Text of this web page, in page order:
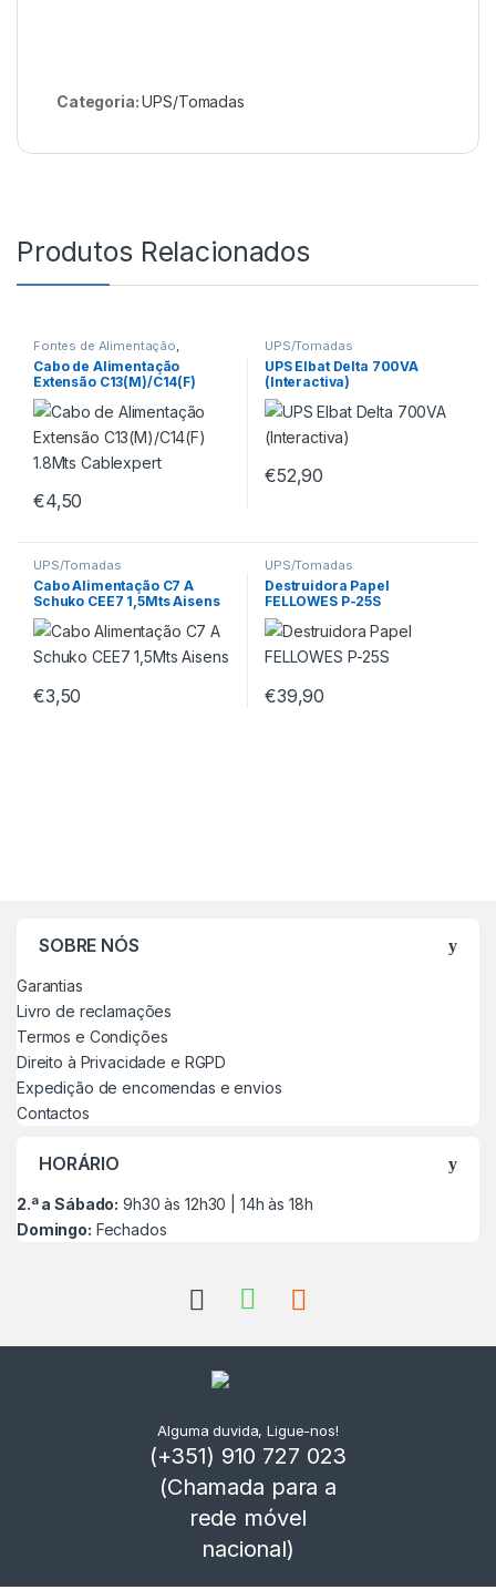
Categoria:UPS/Tomadas
Produtos Relacionados
Fontes de Alimentação
UPS/Tomadas
Cabo de Alimentação
Extensão C13(M)/C14(F)
1.8Mts Cablexpert
€4,50
UPS/Tomadas
UPS Elbat Delta 700VA
(Interactiva)
€52,90
UPS/Tomadas
Cabo Alimentação C7 A
Schuko CEE7 1,5Mts Aisens
€3,50
UPS/Tomadas
Destruidora Papel
FELLOWES P-25S
€39,90
SOBRE NÓS
Garantias
Livro de reclamações
Termos e Condições
Direito à Privacidade e RGPD
Expedição de encomendas e envios
Contactos
HORÁRIO
2.ª a Sábado: 9h30 às 12h30 | 14h às 18h
Domingo: Fechados
Alguma duvida, Ligue-nos!
(+351) 910 727 023
(Chamada para a
rede móvel
nacional)